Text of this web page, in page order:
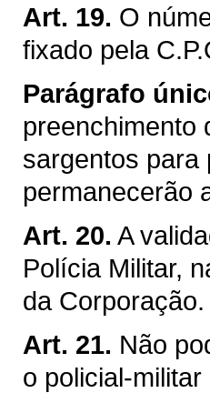
Art. 19. O
fixado pela
Parágrafo
preenchimento
sargentos para
permanecerão
Art. 20. A
Polícia Militar,
da Corporação.
Art. 21. Não
o policial-